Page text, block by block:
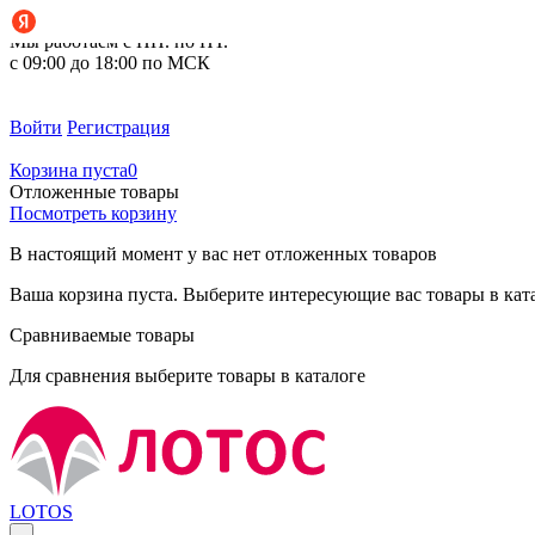
+7 (495) 212-14-37
Мы работаем с ПН. по ПТ.
с 09:00 до 18:00 по МСК
Войти Регистрация
Корзина пуста0
Отложенные товары
Посмотреть корзину
В настоящий момент у вас нет отложенных товаров
Ваша корзина пуста. Выберите интересующие вас товары в
Сравниваемые товары
Для сравнения выберите товары в каталоге
LOTOS